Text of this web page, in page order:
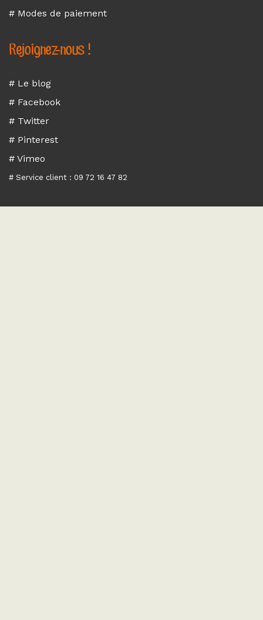
# Modes de paiement
Rejoignez-nous !
# Le blog
# Facebook
# Twitter
# Pinterest
# Vimeo
# Service client : 09 72 16 47 82